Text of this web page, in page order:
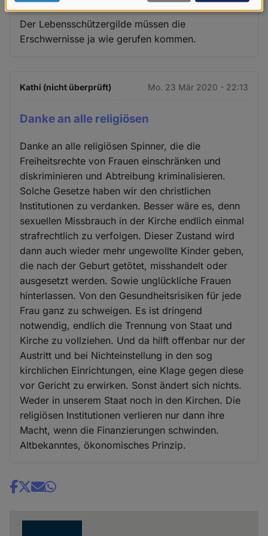
Der Lebensschützergilde müssen die
Erschwernisse ja wie gerufen kommen.
Kathi (nicht überprüft) Mo. 23 Mär 2020 - 22:13
Danke an alle religiösen
Danke an alle religiösen Spinner, die die
Freiheitsrechte von Frauen einschränken und
diskriminieren und Abtreibung kriminalisieren.
Solche Gesetze haben wir den christlichen
Institutionen zu verdanken. Besser wäre es, denn
sexuellen Missbrauch in der Kirche endlich einmal
strafrechtlich zu verfolgen. Dieser Zustand wird
dann auch wieder mehr ungewollte Kinder geben,
die nach der Geburt getötet, misshandelt oder
ausgesetzt werden. Sowie unglückliche Frauen
hinterlassen. Von den Gesundheitsrisiken für jede
Frau ganz zu schweigen. Es ist dringend
notwendig, endlich die Trennung von Staat und
Kirche zu vollziehen. Und da hilft offenbar nur der
Austritt und bei Nichteinstellung in den sog
kirchlichen Einrichtungen, eine Klage gegen diese
vor Gericht zu erwirken. Sonst ändert sich nichts.
Weder in unserem Staat noch in den Kirchen. Die
religiösen Institutionen verlieren nur dann ihre
Macht, wenn die Finanzierungen schwinden.
Altbekanntes, ökonomisches Prinzip.
Share
Daten
und